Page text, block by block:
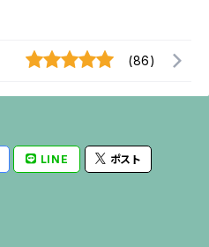
(86)
LINE ポスト